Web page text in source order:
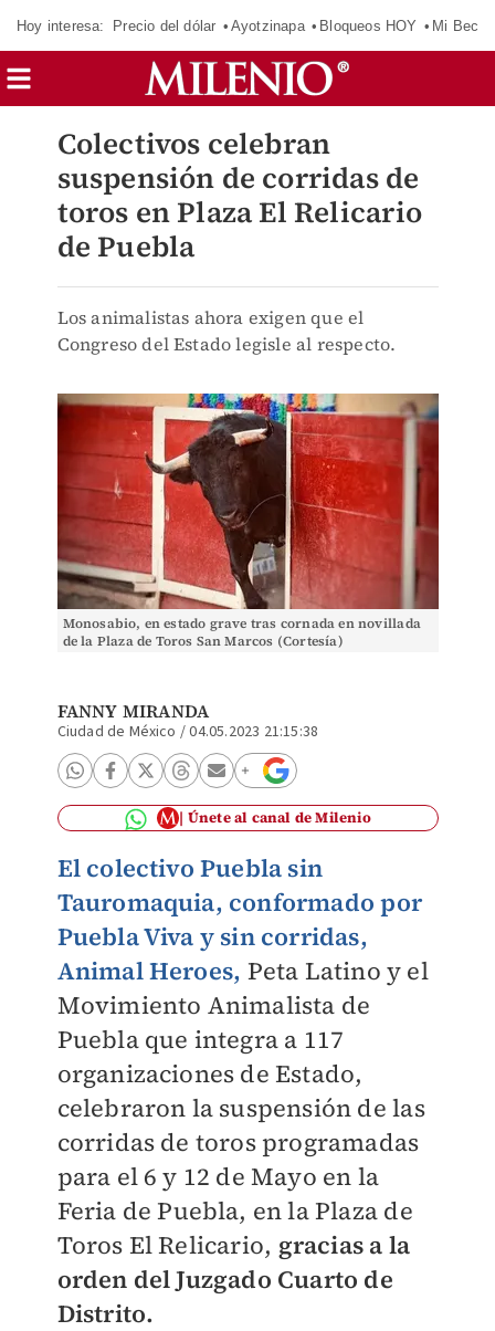
Hoy interesa: Precio del dólar Ayotzinapa Bloqueos HOY Mi Beca
Colectivos celebran
suspensión de corridas de
toros en Plaza El Relicario
de Puebla
Los animalistas ahora exigen que el
Congreso del Estado legisle al respecto.
Monosabio, en estado grave tras cornada en novillada
de la Plaza de Toros San Marcos (Cortesía)
FANNY MIRANDA
Ciudad de México /04.05.2023 21:15:38
Únete al canal de Milenio
El colectivo Puebla sin
Tauromaquia, conformado por
Puebla Viva y sin corridas,
Animal Heroes, Peta Latino y el
Movimiento Animalista de
Puebla que integra a 117
organizaciones de Estado,
celebraron la suspensión de las
corridas de toros programadas
para el 6 y 12 de Mayo en la
Feria de Puebla, en la Plaza de
Toros El Relicario, gracias a la
orden del Juzgado Cuarto de
Distrito.